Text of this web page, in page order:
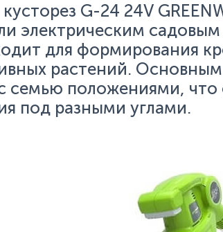
G-24 24V
электрическим
для формирования
растений.
семью положениями, что
под разными углами.